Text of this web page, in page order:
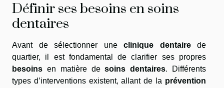
Définir ses besoins en soins
dentaires
Avant de sélectionner une clinique dentairede
quartier, il est fondamental de clarifier ses propres
besoins en matière desoins dentaires. Différents
types d’interventions existent, allant de la prévention